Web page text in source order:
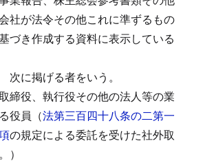
社が法令その他これに準ずるもの
づき作成する資料に表示している
次に掲げる者をいう。
締役、執行役その他の法人等の業
役員（法第三百四十八条の二第一
の規定による委託を受けた社外取
）